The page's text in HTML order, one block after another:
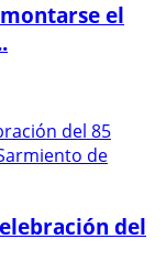
el
del